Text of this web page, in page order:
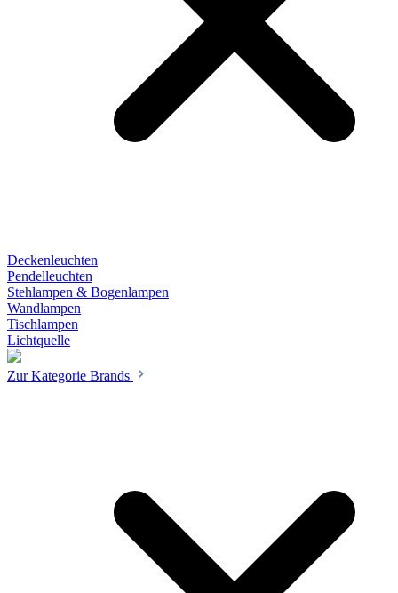
Deckenleuchten
Pendelleuchten
Stehlampen & Bogenlampen
Wandlampen
Tischlampen
Lichtquelle
Zur Kategorie Brands